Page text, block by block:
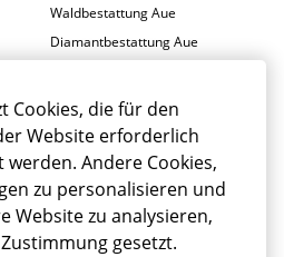
Cookies, die für den
Website erforderlich
Andere Cookies,
zu personalisieren und
Website zu analysieren,
gesetzt.
Waldbestattung Aue
Diamantbestattung Aue
Trauerfloristik Aue
Trauerhalle Aue